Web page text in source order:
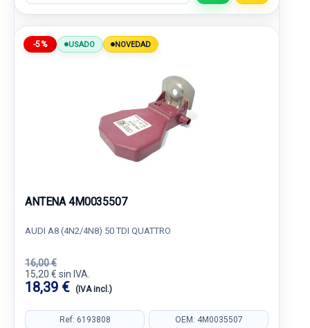
-5% USADO NOVEDAD
ANTENA 4M0035507
AUDI A8 (4N2/4N8) 50 TDI QUATTRO
16,00 €
15,20 € sin IVA.
18,39 € (IVA incl.)
Ref: 6193808 OEM: 4M0035507